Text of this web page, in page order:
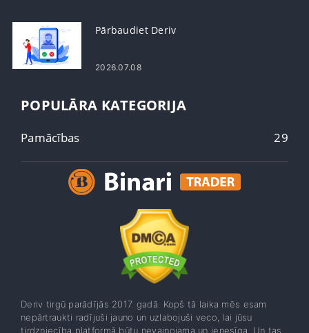
Pārbaudiet Deriv
2026.07.08
POPULĀRA KATEGORIJA
Pamācības 29
Deriv tirgū parādījās 2017. gadā. Kopš tā laika mēs esam
nepārtraukti radījuši jauno un uzlabojuši veco, lai jūsu
tirdzniecība platformā būtu nevainojama un ienesīga. Un tas